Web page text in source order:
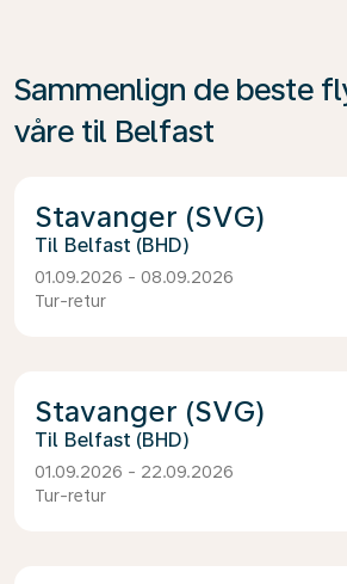
Sammenlign de beste
våre til Belfast
Stavanger (SVG)
Belfast (BHD)
01.09.2026 - 08.09.2026
Tur-retur
Stavanger (SVG)
Belfast (BHD)
01.09.2026 - 22.09.2026
Tur-retur